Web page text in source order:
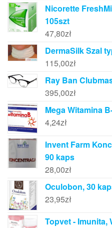
Nicorette
105szt
47,80zł
DermaSilk Szal
115,00zł
Ray Ban
395,00zł
Mega Witamina
4,24zł
Invent Farm
90 kaps
28,00zł
Oculobon, 30
23,95zł
Topvet - Imunita,